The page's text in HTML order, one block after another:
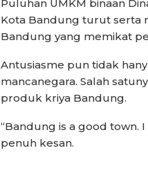
Puluhan UMKM binaan
Kota Bandung turut serta
Bandung yang memikat
Antusiasme pun tidak
mancanegara. Salah
produk kriya Bandung.
“Bandung is a good town.
penuh kesan.